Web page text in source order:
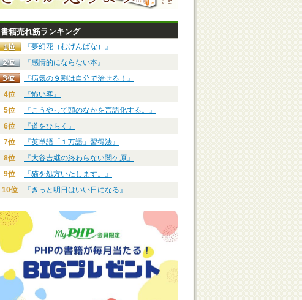
書籍売れ筋ランキング
『夢幻花（むげんばな）』
『感情的にならない本』
『病気の９割は自分で治せる！』
4位
『怖い客』
5位
『こうやって頭のなかを言語化する。』
6位
『道をひらく』
7位
『英単語「１万語」習得法』
8位
『大谷吉継の終わらない関ケ原』
9位
『猫を処方いたします。』
10位
『きっと明日はいい日になる』